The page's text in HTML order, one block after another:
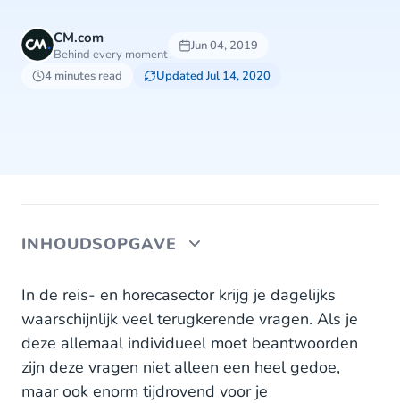
CM.com
Behind every moment
Jun 04, 2019
4 minutes read
Updated Jul 14, 2020
INHOUDSOPGAVE
Aan de slag met WhatsApp Business
In de reis- en horecasector krijg je dagelijks
waarschijnlijk veel terugkerende vragen. Als je
deze allemaal individueel moet beantwoorden
zijn deze vragen niet alleen een heel gedoe,
maar ook enorm tijdrovend voor je